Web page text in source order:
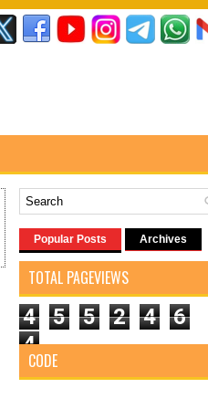
Popular Posts Archives
TOTAL PAGEVIEWS
4 5 5 2 4
6
4
CODE